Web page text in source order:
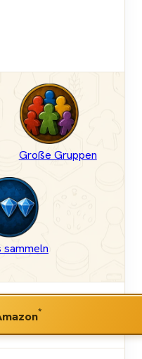
Große Gruppen
sammeln
*